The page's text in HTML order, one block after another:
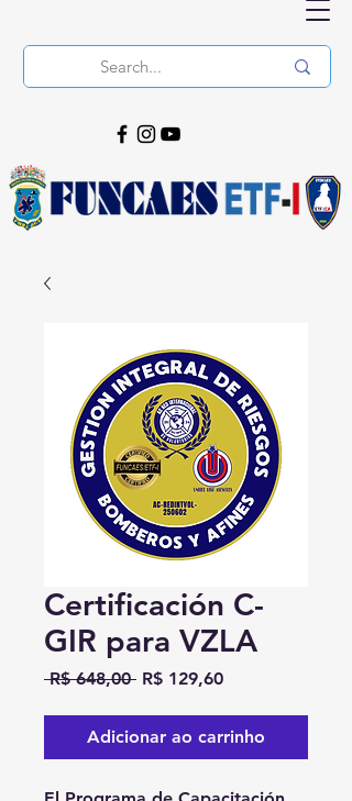
Certificación C-
GIR para VZLA
R$ 648,00 Preço normal
R$ 129,60Preço
Adicionar ao carrinho